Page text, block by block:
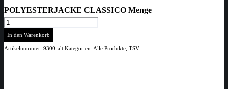
POLYESTERJACKE CLASSICO Menge
In den Warenkorb
Artikelnummer: 9300-alt Kategorien: Alle Produkte TSV